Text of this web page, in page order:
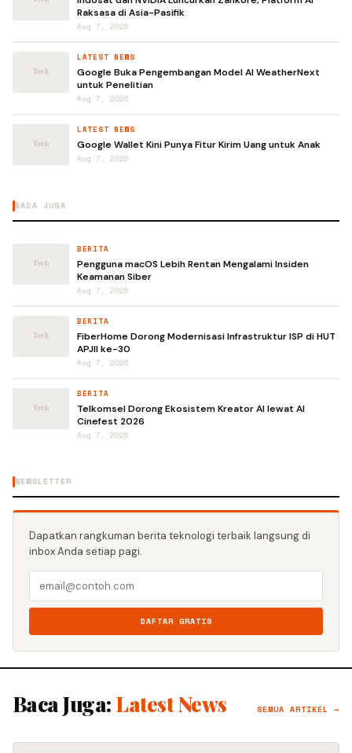
Raksasa di Asia-Pasifik
Aug 7, 2026
LATEST NEWS
Google Buka Pengembangan Model AI WeatherNext
untuk Penelitian
Aug 7, 2026
LATEST NEWS
Google Wallet Kini Punya Fitur Kirim Uang untuk Anak
Aug 7, 2026
BACA JUGA
BERITA
Pengguna macOS Lebih Rentan Mengalami Insiden
Keamanan Siber
Aug 7, 2026
BERITA
FiberHome Dorong Modernisasi Infrastruktur ISP di HUT
APJII ke-30
Aug 7, 2026
BERITA
Telkomsel Dorong Ekosistem Kreator AI lewat AI
Cinefest 2026
Aug 7, 2026
NEWSLETTER
Dapatkan rangkuman berita teknologi terbaik langsung di
inbox Anda setiap pagi.
DAFTAR GRATIS
Baca Juga: Latest News SEMUA ARTIKEL →